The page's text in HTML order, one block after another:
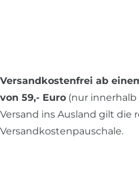
Versandkostenfrei ab
von 59,- Euro (nur innerhalb
Versand ins Ausland gilt die
Versandkostenpauschale.